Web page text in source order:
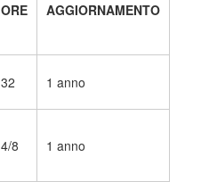
ORE AGGIORNAMENTO
32 1 anno
4/8 1 anno